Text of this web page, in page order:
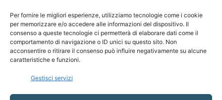
Per fornire le migliori esperienze, utilizziamo tecnologie come i cookie
per memorizzare e/o accedere alle informazioni del dispositivo. Il
consenso a queste tecnologie ci permetterà di elaborare dati come il
comportamento di navigazione o ID unici su questo sito. Non
acconsentire o ritirare il consenso può influire negativamente su alcune
caratteristiche e funzioni.
Gestisci servizi